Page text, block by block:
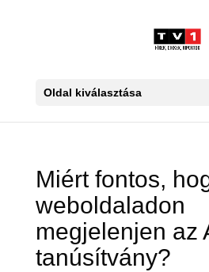
Oldal kiválasztása
Miért fontos,
weboldaladon
megjelenjen az
tanúsítvány?